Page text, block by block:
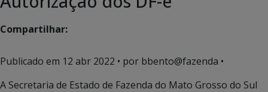
Compartilhar:
Publicado em 12 abr 2022 • por bbento@fazenda •
A Secretaria de Estado de Fazenda do Mato Grosso do Sul